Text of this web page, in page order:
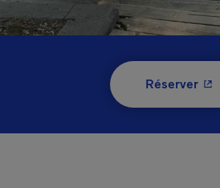
Réserver-